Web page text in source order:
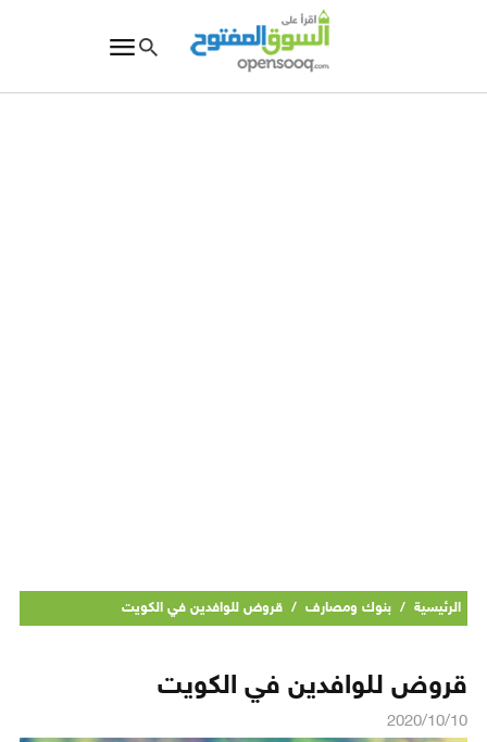
الرئيسية / بنوك ومصارف / قروض للوافدين في الكويت
قروض للوافدين في الكويت
2020/10/10